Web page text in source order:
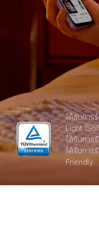
ได้รับการ
Light
ได้รับการ
ได้รับการ
Friendly